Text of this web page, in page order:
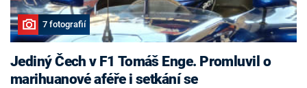
7 fotografií
Jediný Čech v F1 Tomáš Enge. Promluvil o
marihuanové aféře i setkání se